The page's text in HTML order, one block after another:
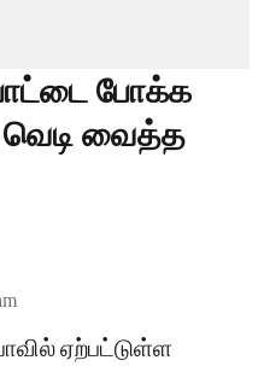
போக்க
வெடி வைத்த
ஏற்பட்டுள்ள